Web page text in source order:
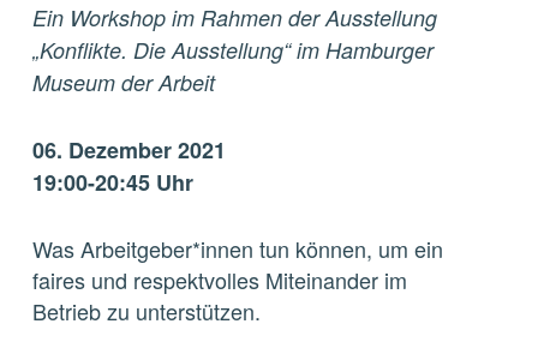
Ein Workshop im Rahmen der Ausstellung
„Konflikte. Die Ausstellung“ im Hamburger
Museum der Arbeit
06. Dezember 2021
19:00-20:45 Uhr
Was Arbeitgeber*innen tun können, um ein
faires und respektvolles Miteinander im
Betrieb zu unterstützen.